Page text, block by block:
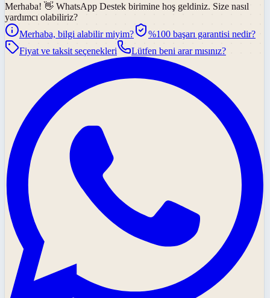
Merhaba! 👋 WhatsApp Destek birimine hoş geldiniz. Size nasıl
yardımcı olabiliriz?
Merhaba, bilgi alabilir miyim?
%100 başarı garantisi nedir?
Fiyat ve taksit seçenekleri
Lütfen beni arar mısınız?